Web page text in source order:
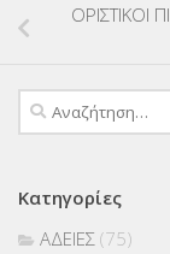
ΟΡΙΣΤΙΚΟΙ
Αναζήτηση
για:
Κατηγορίες
ΑΔΕΙΕΣ (75)